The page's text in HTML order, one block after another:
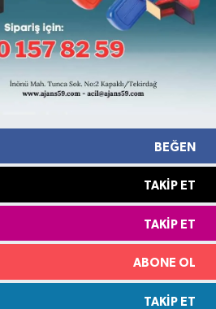
BEĞEN
TAKIP ET
TAKIP ET
ABONE OL
TAKIP ET